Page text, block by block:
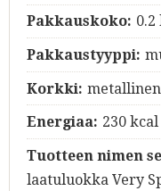
Pakkauskoko: 0.2
Pakkaustyyppi:
Korkki:
Energiaa: 230
Tuotteen nimen
laatuluokka Very